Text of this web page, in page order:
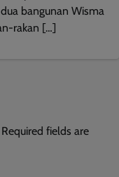
bangunan Wisma
rakan […]
Required fields are